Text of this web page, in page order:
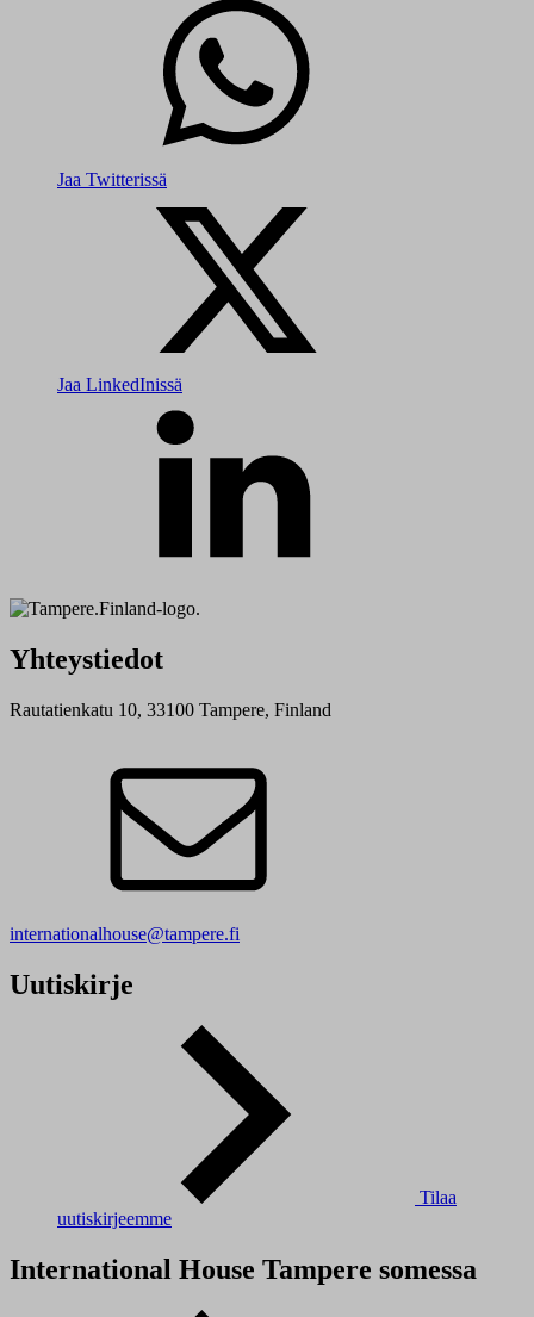
Jaa Twitterissä
Jaa LinkedInissä
Yhteystiedot
Rautatienkatu 10, 33100 Tampere, Finland
internationalhouse@tampere.fi
Uutiskirje
Tilaa
uutiskirjeemme
International House Tampere somessa